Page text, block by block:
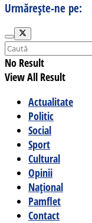
Urmărește-ne pe:
No Result
View All Result
Actualitate
Politic
Social
Sport
Cultural
Opinii
Național
Pamflet
Contact